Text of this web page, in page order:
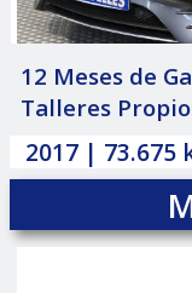
12 Meses de
Talleres
2017 |